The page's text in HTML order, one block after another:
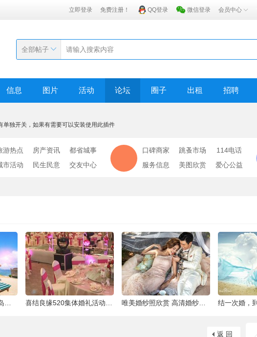
立即登录 免费注册！ QQ登录 微信登录 会员中心
全部帖子
信息 图片 活动 论坛 圈子 出租 招聘
独开关，如果有需要可以安装使用此插件
游热点 房产资讯
都省城事
市活动
民生民意 交友中心
口碑商家 跳蚤市场
114电话
服务信息
美图欣赏 爱心公益
的岛屿 喜结良缘520集体婚礼活动-喜来缘大酒店[合 唯美婚纱照欣赏 高清婚纱大片欣赏 给人一种
返 回